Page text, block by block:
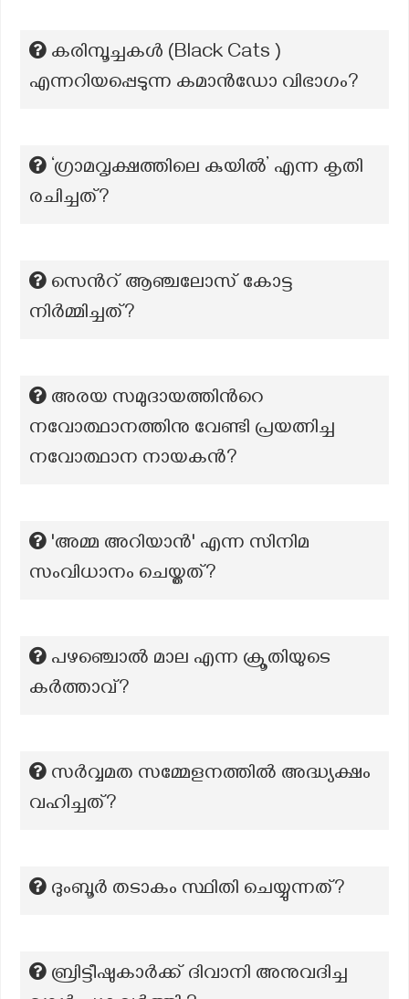
കരിമ്പൂച്ചകൾ (Black Cats )
എന്നറിയപ്പെടുന്ന കമാൻഡോ വിഭാഗം?
‘ഗ്രാമവൃക്ഷത്തിലെ കുയിൽ’ എന്ന കൃതി
രചിച്ചത്?
സെന്‍റ് ആഞ്ചലോസ് കോട്ട
നിര്‍മ്മിച്ചത്?
അരയ സമുദായത്തിന്‍റെ
നവോത്ഥാനത്തിനു വേണ്ടി പ്രയത്നിച്ച
നവോത്ഥാന നായകൻ?
'അമ്മ അറിയാന്‍' എന്ന സിനിമ
സംവിധാനം ചെയ്തത്?
പഴഞ്ചൊൽ മാല എന്ന ക്രൂതിയുടെ
കർത്താവ്?
സർവ്വമത സമ്മേളനത്തിൽ അദ്ധ്യക്ഷം
വഹിച്ചത്?
ദുംബൂർ തടാകം സ്ഥിതി ചെയ്യുന്നത്?
ബ്രിട്ടീഷുകാർക്ക് ദിവാനി അനുവദിച്ച